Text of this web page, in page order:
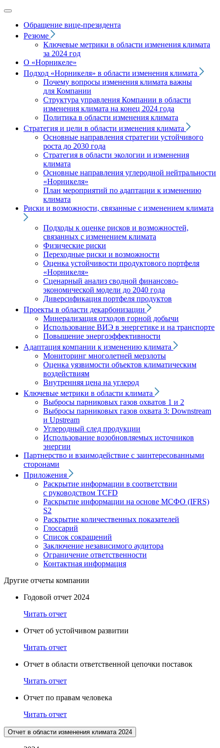
Обращение вице‑президента
Резюме
Ключевые метрики в области изменения климата
за 2024 год
О «Норникеле»
Подход «Норникеля» в области изменения климата
Почему вопросы изменения климата важны
для Компании
Структура управления Компании в области
изменения климата на конец 2024 года
Политика в области изменения климата
Стратегия и цели в области изменения климата
Основные направления стратегии устойчивого
роста до 2030 года
Стратегия в области экологии и изменения
климата
Основные направления углеродной нейтральности
«Норникеля»
План мероприятий по адаптации к изменению
климата
Риски и возможности, связанные с изменением климата
Подходы к оценке рисков и возможностей,
связанных с изменением климата
Физические риски
Переходные риски и возможности
Оценка устойчивости продуктового портфеля
«Норникеля»
Сценарный анализ сводной финансово-
экономической модели до 2040 года
Диверсификация портфеля продуктов
Проекты в области декарбонизации
Минерализация отходов горной добычи
Использование ВИЭ в энергетике и на транспорте
Повышение энергоэффективности
Адаптация компании к изменению климата
Мониторинг многолетней мерзлоты
Оценка уязвимости объектов климатическим
воздействиям
Внутренняя цена на углерод
Ключевые метрики в области климата
Выбросы парниковых газов охватов 1 и 2
Выбросы парниковых газов охвата 3: Downstream
и Upstream
Углеродный след продукции
Использование возобновляемых источников
энергии
Партнерство и взаимодействие с заинтересованными
сторонами
Приложения
Раскрытие информации в соответствии
с руководством TCFD
Раскрытие информации на основе МСФО (IFRS)
S2
Раскрытие количественных показателей
Глоссарий
Список сокращений
Заключение независимого аудитора
Ограничение ответственности
Контактная информация
Другие отчеты компании
Годовой отчет 2024
Читать отчет
Отчет об устойчивом развитии
Читать отчет
Отчет в области ответственной цепочки поставок
Читать отчет
Отчет по правам человека
Читать отчет
Отчет в области изменения климата 2024